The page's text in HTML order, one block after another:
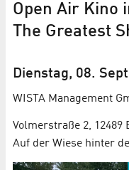
Open Air Kino
The Greatest
Dienstag, 08.
WISTA Management
Volmerstraße 2, 12489
Auf der Wiese hinter